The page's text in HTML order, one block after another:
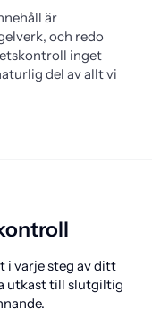
är
och redo
inget
del av allt vi
i varje steg av ditt
utkast till slutgiltig